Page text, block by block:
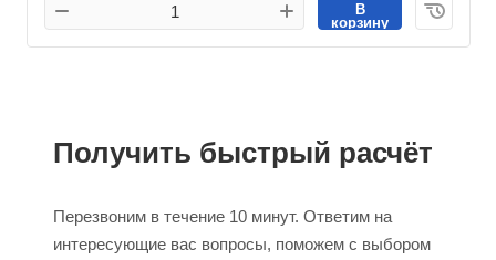
В
корзину
Получить быстрый расчёт
Перезвоним в течение 10 минут. Ответим на
интересующие вас вопросы, поможем с выбором